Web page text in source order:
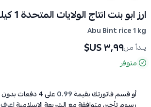
ارز ابو بنت انتاج الولايات المتحدة 1 كيلو
Abu Bint rice 1 kg
يبدأ من٣٫٩٩ US$
متوفر
أو قسم فاتورتك بقيمة0.99على4دفعات بدون